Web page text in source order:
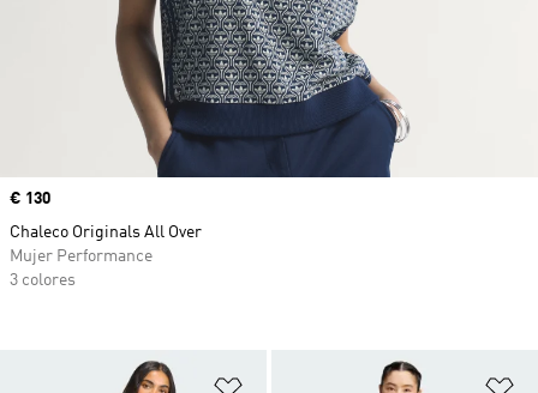
Añadir a la lista de deseos
Precio
€ 130
Chaleco Originals All Over
Mujer Performance
3 colores